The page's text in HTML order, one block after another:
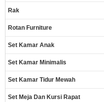
Rak
Rotan Furniture
Set Kamar Anak
Set Kamar Minimalis
Set Kamar Tidur Mewah
Set Meja Dan Kursi Rapat